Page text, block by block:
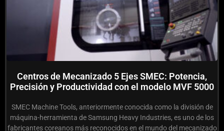
Centros de Mecanizado 5 Ejes SMEC: Potencia,
Precisión y Productividad con el modelo MVF 5000
SMEC Machine Tools, anteriormente conocida como la división de
máquina-herramienta de Samsung Heavy Industries, es uno de los
fabricantes coreanos más reconocidos en el mundo del mecanizado